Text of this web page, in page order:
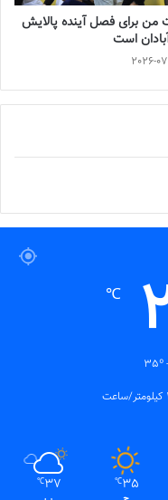
من برای فصل آینده پالایش
است
2026-
℃
35
℃
37
℃